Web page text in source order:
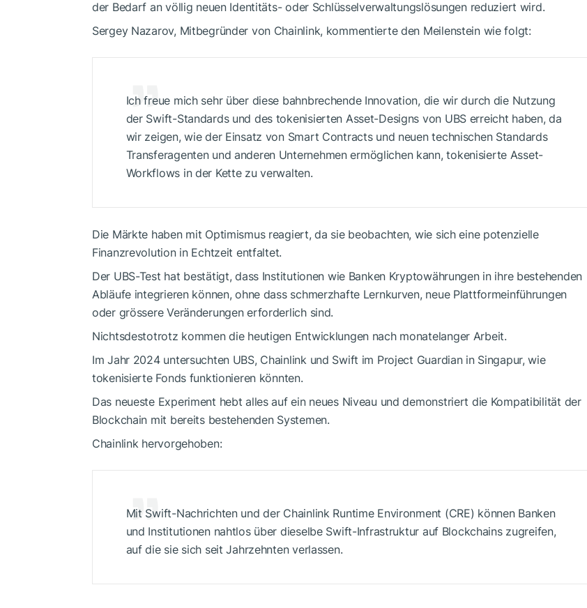
der Bedarf an völlig neuen Identitäts- oder Schlüsselverwaltungslösungen reduziert wird.
Sergey Nazarov, Mitbegründer von Chainlink, kommentierte den Meilenstein wie folgt:
Ich freue mich sehr über diese bahnbrechende Innovation, die wir durch die Nutzung
der Swift-Standards und des tokenisierten Asset-Designs von UBS erreicht haben, da
wir zeigen, wie der Einsatz von Smart Contracts und neuen technischen Standards
Transferagenten und anderen Unternehmen ermöglichen kann, tokenisierte Asset-
Workflows in der Kette zu verwalten.
Die Märkte haben mit Optimismus reagiert, da sie beobachten, wie sich eine potenzielle
Finanzrevolution in Echtzeit entfaltet.
Der UBS-Test hat bestätigt, dass Institutionen wie Banken Kryptowährungen in ihre bestehenden
Abläufe integrieren können, ohne dass schmerzhafte Lernkurven, neue Plattformeinführungen
oder grössere Veränderungen erforderlich sind.
Nichtsdestotrotz kommen die heutigen Entwicklungen nach monatelanger Arbeit.
Im Jahr 2024 untersuchten UBS, Chainlink und Swift im Project Guardian in Singapur, wie
tokenisierte Fonds funktionieren könnten.
Das neueste Experiment hebt alles auf ein neues Niveau und demonstriert die Kompatibilität der
Blockchain mit bereits bestehenden Systemen.
Chainlink hervorgehoben:
Mit Swift-Nachrichten und der Chainlink Runtime Environment (CRE) können Banken
und Institutionen nahtlos über dieselbe Swift-Infrastruktur auf Blockchains zugreifen,
auf die sie sich seit Jahrzehnten verlassen.